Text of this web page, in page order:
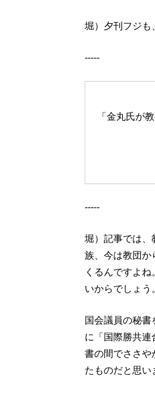
堀）夕刊フジも
-----
「金丸氏が
-----
堀）記事では、
族、今は教団か
くるんですよ
いからでしょう
国会議員の秘
に「国際勝共
書の間でささや
たものだと思い